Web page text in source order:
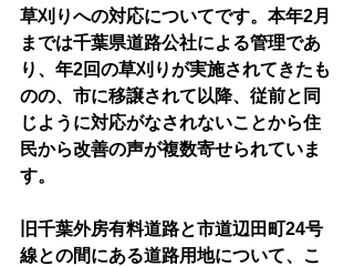
草刈りへの対応についてです。本年2月
までは千葉県道路公社による管理であ
り、年2回の草刈りが実施されてきたも
のの、市に移譲されて以降、従前と同
じように対応がなされないことから住
民から改善の声が複数寄せられていま
す。
旧千葉外房有料道路と市道辺田町24号
線との間にある道路用地について、こ